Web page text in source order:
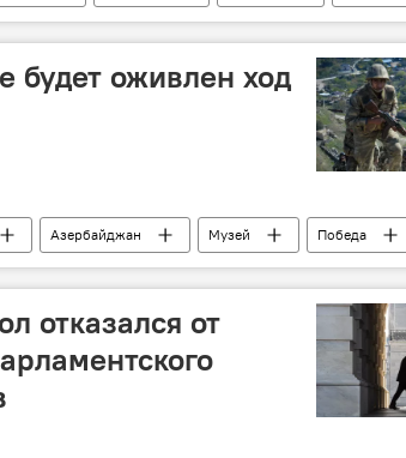
будет оживлен ход
Азербайджан Музей
Победа
отказался от